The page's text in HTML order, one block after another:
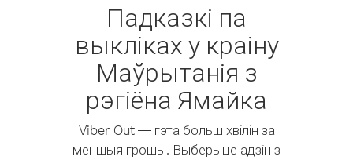
Падказкі па
выкліках у краіну
Маўрытанія з
рэгіёна Ямайка
Viber Out — гэта больш хвілін за
меншыя грошы. Выберыце адзін з